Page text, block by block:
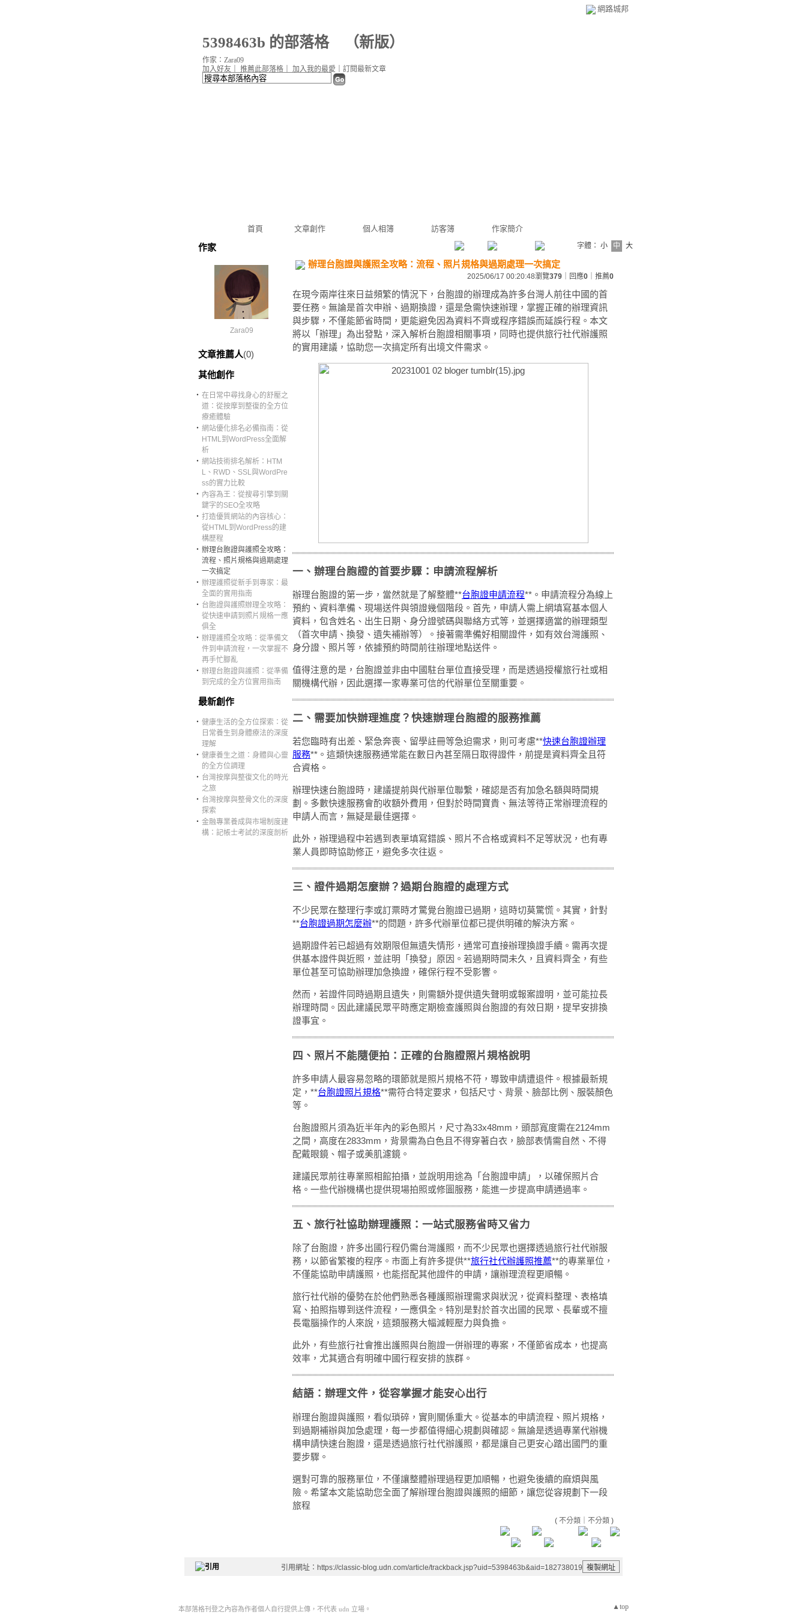
網路城邦
5398463b 的部落格（新版）
首頁 文章創作 個人相簿 訪客簿 作家簡介
加入好友 推薦此部落格 加入我的最愛 訂閱最新文章
作家：Zara09
作家
Zara09
文章推薦人(0)
其他創作
‧ 在日常中尋找身心的舒壓之
道：從按摩到整復的全方位
療癒體驗
‧ 網站優化排名必備指南：從
HTML到WordPress全面解
析
‧ 網站技術排名解析：HTM
L、RWD、SSL與WordPre
ss的實力比較
‧ 內容為王：從搜尋引擎到關
鍵字的SEO全攻略
‧ 打造優質網站的內容核心：
從HTML到WordPress的建
構歷程
‧ 辦理台胞證與護照全攻略：
流程、照片規格與過期處理
一次搞定
‧ 辦理護照從新手到專家：最
全面的實用指南
‧ 台胞證與護照辦理全攻略：
從快速申請到照片規格一應
俱全
‧ 辦理護照全攻略：從準備文
件到申請流程，一次掌握不
再手忙腳亂
‧ 辦理台胞證與護照：從準備
到完成的全方位實用指南
最新創作
‧ 健康生活的全方位探索：從
日常養生到身體療法的深度
理解
‧ 健康養生之道：身體與心靈
的全方位調理
‧ 台灣按摩與整復文化的時光
之旅
‧ 台灣按摩與整骨文化的深度
探索
‧ 金融專業養成與市場制度建
構：記帳士考試的深度剖析
字體： 小 中 大
辦理台胞證與護照全攻略：流程、照片規格與過期處理一次搞定
2025/06/17 00:20:48瀏覽379 ｜回應0 ｜推薦0
在現今兩岸往來日益頻繁的情況下，台胞證的辦理成為許多台灣人前往中國的首
要任務。無論是首次申辦、過期換證，還是急需快速辦理，掌握正確的辦理資訊
與步驟，不僅能節省時間，更能避免因為資料不齊或程序錯誤而延誤行程。本文
將以「辦理」為出發點，深入解析台胞證相關事項，同時也提供旅行社代辦護照
的實用建議，協助您一次搞定所有出境文件需求。
一、辦理台胞證的首要步驟：申請流程解析
辦理台胞證的第一步，當然就是了解整體**台胞證申請流程**。申請流程分為線上
預約、資料準備、現場送件與領證幾個階段。首先，申請人需上網填寫基本個人
資料，包含姓名、出生日期、身分證號碼與聯絡方式等，並選擇適當的辦理類型
（首次申請、換發、遺失補辦等）。接著需準備好相關證件，如有效台灣護照、
身分證、照片等，依據預約時間前往辦理地點送件。
值得注意的是，台胞證並非由中國駐台單位直接受理，而是透過授權旅行社或相
關機構代辦，因此選擇一家專業可信的代辦單位至關重要。
二、需要加快辦理進度？快速辦理台胞證的服務推薦
若您臨時有出差、緊急奔喪、留學註冊等急迫需求，則可考慮**快速台胞證辦理
服務**。這類快速服務通常能在數日內甚至隔日取得證件，前提是資料齊全且符
合資格。
辦理快速台胞證時，建議提前與代辦單位聯繫，確認是否有加急名額與時間規
劃。多數快速服務會酌收額外費用，但對於時間寶貴、無法等待正常辦理流程的
申請人而言，無疑是最佳選擇。
此外，辦理過程中若遇到表單填寫錯誤、照片不合格或資料不足等狀況，也有專
業人員即時協助修正，避免多次往返。
三、證件過期怎麼辦？過期台胞證的處理方式
不少民眾在整理行李或訂票時才驚覺台胞證已過期，這時切莫驚慌。其實，針對
**台胞證過期怎麼辦**的問題，許多代辦單位都已提供明確的解決方案。
過期證件若已超過有效期限但無遺失情形，通常可直接辦理換證手續。需再次提
供基本證件與近照，並註明「換發」原因。若過期時間未久，且資料齊全，有些
單位甚至可協助辦理加急換證，確保行程不受影響。
然而，若證件同時過期且遺失，則需額外提供遺失聲明或報案證明，並可能拉長
辦理時間。因此建議民眾平時應定期檢查護照與台胞證的有效日期，提早安排換
證事宜。
四、照片不能隨便拍：正確的台胞證照片規格說明
許多申請人最容易忽略的環節就是照片規格不符，導致申請遭退件。根據最新規
定，**台胞證照片規格**需符合特定要求，包括尺寸、背景、臉部比例、服裝顏色
等。
台胞證照片須為近半年內的彩色照片，尺寸為33x48mm，頭部寬度需在2124mm
之間，高度在2833mm，背景需為白色且不得穿著白衣，臉部表情需自然、不得
配戴眼鏡、帽子或美肌濾鏡。
建議民眾前往專業照相館拍攝，並說明用途為「台胞證申請」，以確保照片合
格。一些代辦機構也提供現場拍照或修圖服務，能進一步提高申請通過率。
五、旅行社協助辦理護照：一站式服務省時又省力
除了台胞證，許多出國行程仍需台灣護照，而不少民眾也選擇透過旅行社代辦服
務，以節省繁複的程序。市面上有許多提供**旅行社代辦護照推薦**的專業單位，
不僅能協助申請護照，也能搭配其他證件的申請，讓辦理流程更順暢。
旅行社代辦的優勢在於他們熟悉各種護照辦理需求與狀況，從資料整理、表格填
寫、拍照指導到送件流程，一應俱全。特別是對於首次出國的民眾、長輩或不擅
長電腦操作的人來說，這類服務大幅減輕壓力與負擔。
此外，有些旅行社會推出護照與台胞證一併辦理的專案，不僅節省成本，也提高
效率，尤其適合有明確中國行程安排的族群。
結語：辦理文件，從容掌握才能安心出行
辦理台胞證與護照，看似瑣碎，實則關係重大。從基本的申請流程、照片規格，
到過期補辦與加急處理，每一步都值得細心規劃與確認。無論是透過專業代辦機
構申請快速台胞證，還是透過旅行社代辦護照，都是讓自己更安心踏出國門的重
要步驟。
選對可靠的服務單位，不僅讓整體辦理過程更加順暢，也避免後續的麻煩與風
險。希望本文能協助您全面了解辦理台胞證與護照的細節，讓您從容規劃下一段
旅程
( 不分類 不分類 )
引用網址：https://classic-blog.udn.com/article/trackback.jsp?uid=5398463b&aid=182738019
▲top
本部落格刊登之內容為作者個人自行提供上傳，不代表 udn 立場。